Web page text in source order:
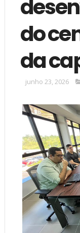
do
da
junho 23, 2026